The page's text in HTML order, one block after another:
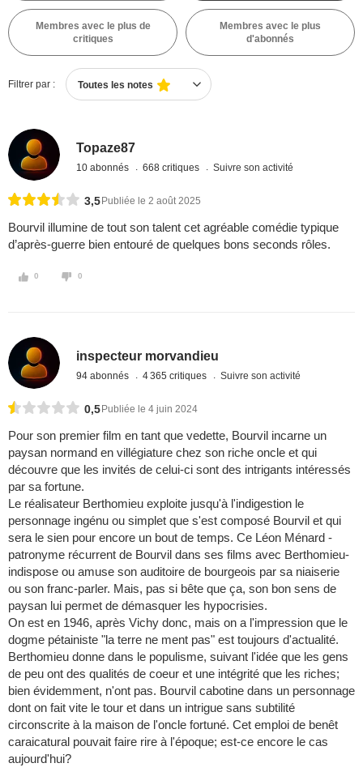
Membres avec le plus de
critiques
Membres avec le plus
d'abonnés
Filtrer par : Toutes les notes
Topaze87
10 abonnés 668 critiques Suivre son activité
3,5 Publiée le 2 août 2025
Bourvil illumine de tout son talent cet agréable comédie typique
d’après-guerre bien entouré de quelques bons seconds rôles.
0 0
inspecteur morvandieu
94 abonnés 4 365 critiques Suivre son activité
0,5 Publiée le 4 juin 2024
Pour son premier film en tant que vedette, Bourvil incarne un
paysan normand en villégiature chez son riche oncle et qui
découvre que les invités de celui-ci sont des intrigants intéressés
par sa fortune.
Le réalisateur Berthomieu exploite jusqu'à l'indigestion le
personnage ingénu ou simplet que s'est composé Bourvil et qui
sera le sien pour encore un bout de temps. Ce Léon Ménard -
patronyme récurrent de Bourvil dans ses films avec Berthomieu-
indispose ou amuse son auditoire de bourgeois par sa niaiserie
ou son franc-parler. Mais, pas si bête que ça, son bon sens de
paysan lui permet de démasquer les hypocrisies.
On est en 1946, après Vichy donc, mais on a l'impression que le
dogme pétainiste "la terre ne ment pas" est toujours d'actualité.
Berthomieu donne dans le populisme, suivant l'idée que les gens
de peu ont des qualités de coeur et une intégrité que les riches;
bien évidemment, n'ont pas. Bourvil cabotine dans un personnage
dont on fait vite le tour et dans un intrigue sans subtilité
circonscrite à la maison de l'oncle fortuné. Cet emploi de benêt
caraicatural pouvait faire rire à l'époque; est-ce encore le cas
aujourd'hui?